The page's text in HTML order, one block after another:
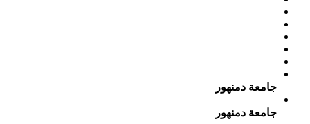
جامعة دمنهور
جامعة دمنهور